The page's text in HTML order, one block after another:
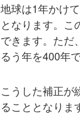
地球は1年かけ
となります。こ
できます。ただ
るう年を400年
こうした補正が
ることとなりま